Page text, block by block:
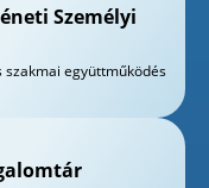
Személyi
szakmai együttműködés